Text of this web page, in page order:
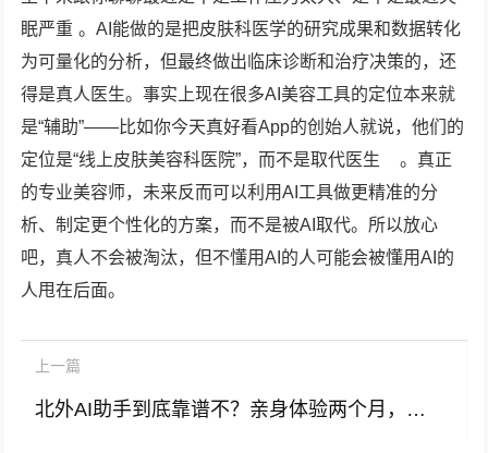
眠严重 。AI能做的是把皮肤科医学的研究成果和数据转化
为可量化的分析，但最终做出临床诊断和治疗决策的，还
得是真人医生。事实上现在很多AI美容工具的定位本来就
是“辅助”——比如你今天真好看App的创始人就说，他们的
定位是“线上皮肤美容科医院”，而不是取代医生
。真正
的专业美容师，未来反而可以利用AI工具做更精准的分
析、制定更个性化的方案，而不是被AI取代。所以放心
吧，真人不会被淘汰，但不懂用AI的人可能会被懂用AI的
人甩在后面。
上一篇
北外AI助手到底靠谱不？亲身体验两个月，说说我的大实话！